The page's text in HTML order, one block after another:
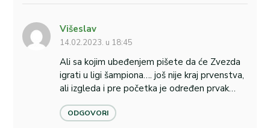
Višeslav
14.02.2023. u 18:45
Ali sa kojim ubeđenjem pišete da će Zvezda
igrati u ligi šampiona…. još nije kraj prvenstva,
ali izgleda i pre početka je određen prvak…
ODGOVORI